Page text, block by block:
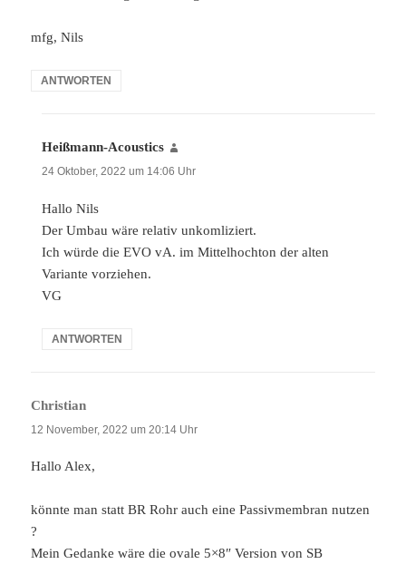
mfg, Nils
ANTWORTEN
Heißmann-Acoustics
24 Oktober, 2022 um 14:06 Uhr
Hallo Nils
Der Umbau wäre relativ unkomliziert.
Ich würde die EVO vA. im Mittelhochton der alten
Variante vorziehen.
VG
ANTWORTEN
Christian
12 November, 2022 um 20:14 Uhr
Hallo Alex,
könnte man statt BR Rohr auch eine Passivmembran nutzen
?
Mein Gedanke wäre die ovale 5×8″ Version von SB